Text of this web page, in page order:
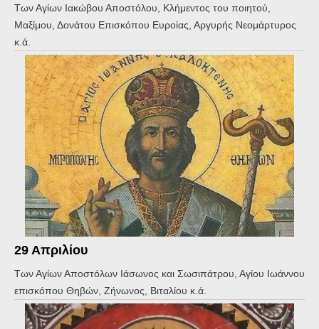
Των Αγίων Ιακώβου Αποστόλου, Κλήμεντος του ποιητού,
Μαξίμου, Δονάτου Επισκόπου Ευροίας, Αργυρής Νεομάρτυρος
κ.ά.
29 Απριλίου
Των Αγίων Αποστόλων Ιάσωνος και Σωσιπάτρου, Αγίου Ιωάννου
επισκόπου Θηβών, Ζήνωνος, Βιταλίου κ.ά.